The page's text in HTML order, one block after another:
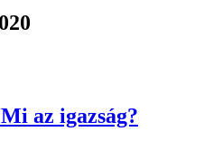
az igazság?